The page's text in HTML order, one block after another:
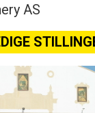
AS